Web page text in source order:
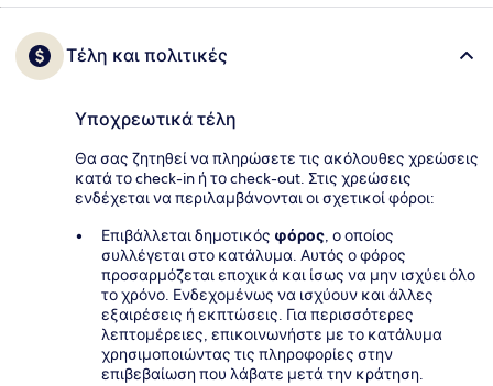
Τέλη και πολιτικές
Υποχρεωτικά τέλη
Θα σας ζητηθεί να πληρώσετε τις ακόλουθες χρεώσεις
κατά το check-in ή το check-out. Στις χρεώσεις
ενδέχεται να περιλαμβάνονται οι σχετικοί φόροι:
Επιβάλλεται δημοτικός φόρος, ο οποίος
συλλέγεται στο κατάλυμα. Αυτός ο φόρος
προσαρμόζεται εποχικά και ίσως να μην ισχύει όλο
το χρόνο. Ενδεχομένως να ισχύουν και άλλες
εξαιρέσεις ή εκπτώσεις. Για περισσότερες
λεπτομέρειες, επικοινωνήστε με το κατάλυμα
χρησιμοποιώντας τις πληροφορίες στην
επιβεβαίωση που λάβατε μετά την κράτηση.